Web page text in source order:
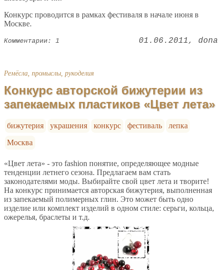
Конкурс проводится в рамках фестиваля в начале июня в
Москве.
Комментарии: 1 01.06.2011 dona
Ремёсла, промыслы, рукоделия
Конкурс авторской бижутерии из
запекаемых пластиков «Цвет лета»
бижутерия украшения конкурс фестиваль
лепка
Москва
«Цвет лета» - это fashion понятие, определяющее модные
тенденции летнего сезона. Предлагаем вам стать
законодателями моды. Выбирайте свой цвет лета и творите!
На конкурс принимается авторская бижутерия, выполненная
из запекаемый полимерных глин. Это может быть одно
изделие или комплект изделий в одном стиле: серьги, кольца,
ожерелья, браслеты и т.д.